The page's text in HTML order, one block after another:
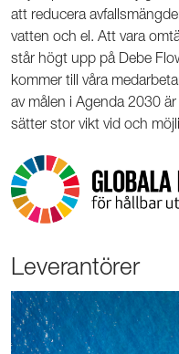
att reducera
vatten och el. Att vara
står högt upp på Debe
kommer till våra
av målen i Agenda 2030
sätter stor vikt vid och
Leverantörer